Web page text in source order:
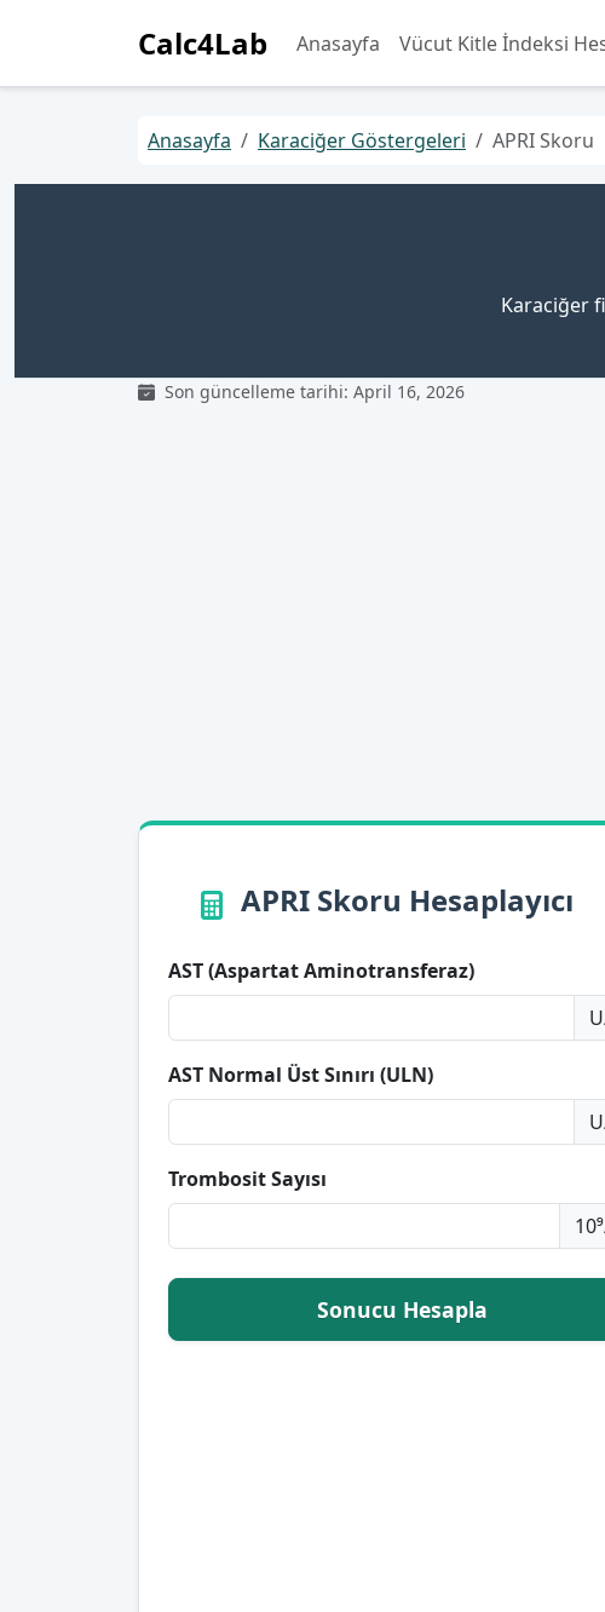
Calc4Lab Anasayfa Vücut Kitle İndeksi
Anasayfa Karaciğer Göstergeleri APRI Skoru
Karaciğer
Son güncelleme tarihi: April 16, 2026
APRI Skoru Hesaplayıcı
AST (Aspartat Aminotransferaz)
AST Normal Üst Sınırı (ULN)
Trombosit Sayısı
Sonucu Hesapla